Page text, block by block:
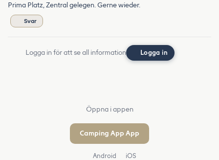
Prima Platz, Zentral gelegen. Gerne wieder.
Svar
Logga in för att se all information Logga in
Öppna i appen
Camping App App
Android iOS